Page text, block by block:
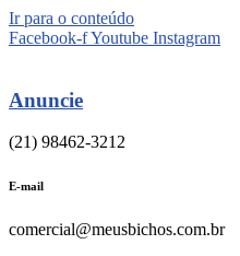
Ir para o conteúdo
Facebook-fYoutube Instagram
Anuncie
(21) 98462-3212
E-mail
comercial@meusbichos.com.br